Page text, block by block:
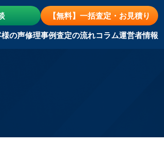
【無料】一括査定・お見積り
の声修理事例査定の流れコラム運営者情報